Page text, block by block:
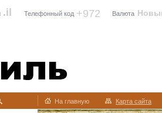
.il Телефонный код +972 Валюта
На главную Карта сайта